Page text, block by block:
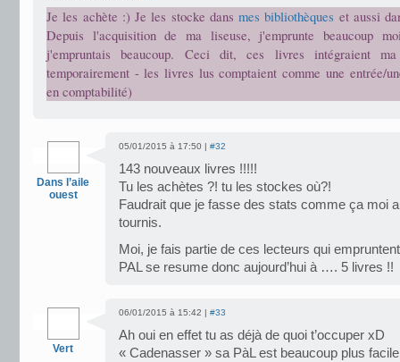
Je les achète :) Je les stocke dansmes bibliothèques et aussi
Depuis l'acquisition de ma liseuse, j'emprunte beaucoup
j'empruntais beaucoup. Ceci dit, ces livres intégraient
temporairement - les livres lus comptaient comme une entrée/
en comptabilité)
Dans l’aile
ouest
05/01/2015 à 17:50 | #32
143 nouveaux livres !!!!!
Tu les achètes ?! tu les stockes où?!
Faudrait que je fasse des stats comme ça moi
tournis.
Moi, je fais partie de ces lecteurs qui
PAL se resume donc aujourd’hui à …. 5 livres !!
Vert
06/01/2015 à 15:42 | #33
Ah oui en effet tu as déjà de quoi t’occuper xD
« Cadenasser » sa PàL est beaucoup plus